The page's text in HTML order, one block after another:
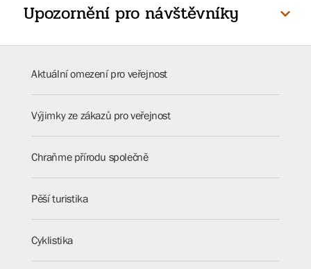
Upozornění pro návštěvníky
Aktuální omezení pro veřejnost
Výjimky ze zákazů pro veřejnost
Chraňme přírodu společně
Pěší turistika
Cyklistika